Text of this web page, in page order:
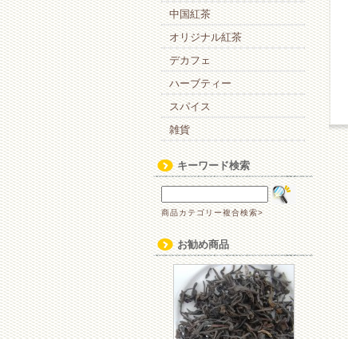
中国紅茶
オリジナル紅茶
デカフェ
ハーブティー
スパイス
雑貨
キーワード検索
商品カテゴリー複合検索>
お勧め商品